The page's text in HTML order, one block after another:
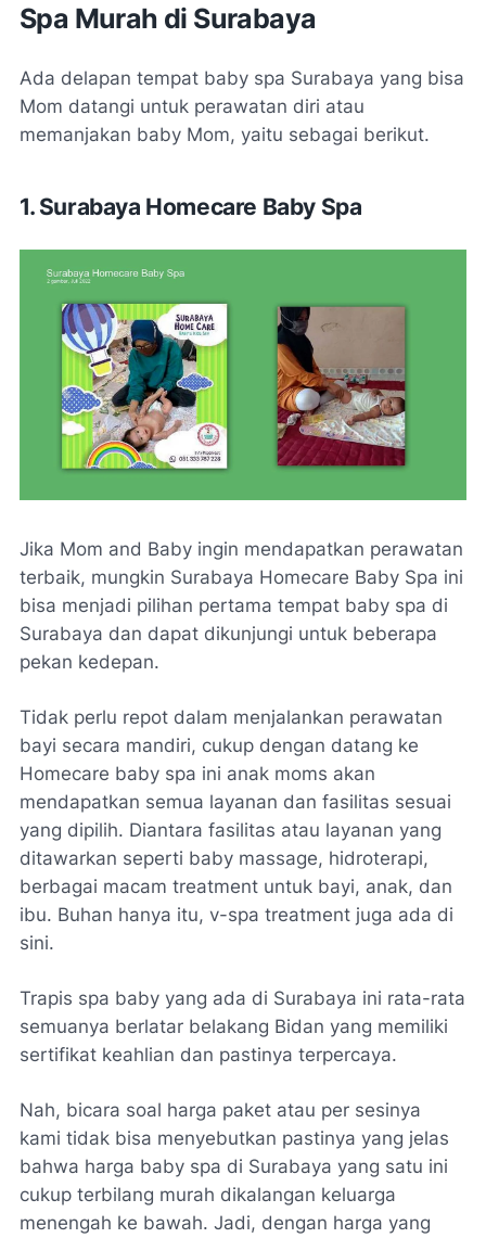
Spa Murah di Surabaya
Ada delapan tempat baby spa Surabaya yang bisa
Mom datangi untuk perawatan diri atau
memanjakan baby Mom, yaitu sebagai berikut.
1. Surabaya Homecare Baby Spa
Jika Mom and Baby ingin mendapatkan perawatan
terbaik, mungkin Surabaya Homecare Baby Spa ini
bisa menjadi pilihan pertama tempat baby spa di
Surabaya dan dapat dikunjungi untuk beberapa
pekan kedepan.
Tidak perlu repot dalam menjalankan perawatan
bayi secara mandiri, cukup dengan datang ke
Homecare baby spa ini anak moms akan
mendapatkan semua layanan dan fasilitas sesuai
yang dipilih. Diantara fasilitas atau layanan yang
ditawarkan seperti baby massage, hidroterapi,
berbagai macam treatment untuk bayi, anak, dan
ibu. Buhan hanya itu, v-spa treatment juga ada di
sini.
Trapis spa baby yang ada di Surabaya ini rata-rata
semuanya berlatar belakang Bidan yang memiliki
sertifikat keahlian dan pastinya terpercaya.
Nah, bicara soal harga paket atau per sesinya
kami tidak bisa menyebutkan pastinya yang jelas
bahwa harga baby spa di Surabaya yang satu ini
cukup terbilang murah dikalangan keluarga
menengah ke bawah. Jadi, dengan harga yang